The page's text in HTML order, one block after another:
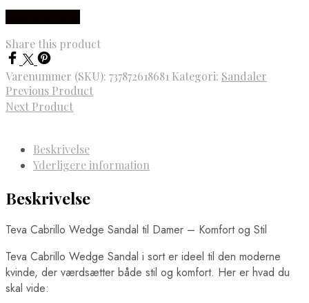
Share this product
Varenummer (SKU): 737872618681 Kategori: Sandaler
Previous Product
Next Product
Beskrivelse
Yderligere information
Beskrivelse
Teva Cabrillo Wedge Sandal til Damer – Komfort og Stil
Teva Cabrillo Wedge Sandal i sort er ideel til den moderne
kvinde, der værdsætter både stil og komfort. Her er hvad du
skal vide: